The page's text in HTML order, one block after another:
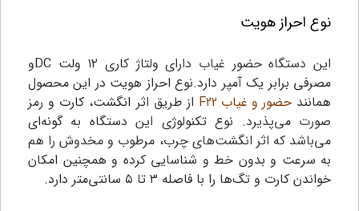
نوع احراز هویت
این دستگاه حضور غیاب دارای ولتاژ کاری ۱۲ ولت DCو
مصرفی برابر یک آمپر دارد.نوع احراز هویت در این محصول
همانندحضور و غیاب F22
از طریق اثر انگشت، کارت و رمز
صورت می‌پذیرد. نوع تکنولوژی این دستگاه به گونه‌ای
می‌باشد که اثر انگشت‌های چرب، مرطوب و مخدوش را هم
به سرعت و بدون خط و شناسایی کرده و همچنین امکان
خواندن کارت و تگ‌ها را با فاصله ۳ تا ۵ سانتی‌متر دارد.